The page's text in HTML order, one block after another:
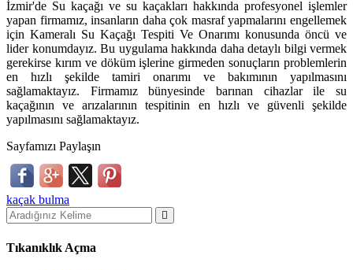
İzmir'de Su kaçağı ve su kaçakları hakkında profesyonel işlemler
yapan firmamız, insanların daha çok masraf yapmalarını engellemek
için Kameralı Su Kaçağı Tespiti Ve Onarımı konusunda öncü ve
lider konumdayız. Bu uygulama hakkında daha detaylı bilgi vermek
gerekirse kırım ve döküm işlerine girmeden sonuçların problemlerin
en hızlı şekilde tamiri onarımı ve bakımının yapılmasını
sağlamaktayız. Firmamız bünyesinde barınan cihazlar ile su
kaçağının ve arızalarının tespitinin en hızlı ve güvenli şekilde
yapılmasını sağlamaktayız.
Sayfamızı Paylaşın
kaçak bulma
Tıkanıklık Açma